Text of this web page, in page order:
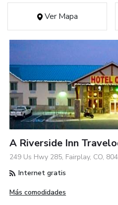
Ver Mapa
A Riverside Inn
249 Us Hwy 285, Fairplay, CO,
Internet gratis
Más comodidades